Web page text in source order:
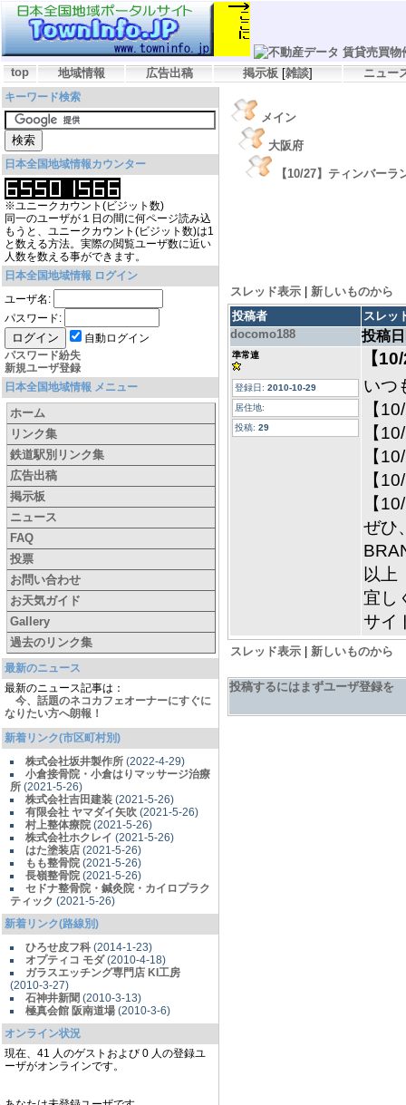
top 地域情報 広告出稿 掲示板 [雑談] ニュー
キーワード検索
日本全国地域情報カウンター
※ユニークカウント(ビジット数)
同一のユーザが１日の間に何ページ読み込
もうと、ユニークカウント(ビジット数)は1
と数える方法。実際の閲覧ユーザ数に近い
人数を数える事ができます。
日本全国地域情報 ログイン
ユーザ名:
パスワード:
自動ログイン
パスワード紛失
新規ユーザ登録
日本全国地域情報 メニュー
ホーム
リンク集
鉄道駅別リンク集
広告出稿
掲示板
ニュース
FAQ
投票
お問い合わせ
お天気ガイド
Gallery
過去のリンク集
最新のニュース
最新のニュース記事は：
今、話題のネコカフェオーナーにすぐに
なりたい方へ朗報！
新着リンク(市区町村別)
株式会社坂井製作所 (2022-4-29)
小倉接骨院・小倉はりマッサージ治療
所 (2021-5-26)
株式会社吉田建装 (2021-5-26)
有限会社 ヤマダイ矢吹 (2021-5-26)
村上整体療院 (2021-5-26)
株式会社ホクレイ (2021-5-26)
はた塗装店 (2021-5-26)
もも整骨院 (2021-5-26)
長嶺整骨院 (2021-5-26)
セドナ整骨院・鍼灸院・カイロプラク
ティック (2021-5-26)
新着リンク(路線別)
ひろせ皮フ科 (2014-1-23)
オプティコ モダ(2010-4-18)
ガラスエッチング専門店 KI工房
(2010-3-27)
石神井新聞 (2010-3-13)
極真会館 阪南道場 (2010-3-6)
オンライン状況
現在、41 人のゲストおよび 0 人の登録ユ
ーザがオンラインです。
メイン
大阪府
【10/27】ティンバーラ
スレッド表示
新しいものから
投稿者
スレッ
docomo188
投稿
準常連
登録日: 2010-10-29
居住地:
投稿: 29
【
いつ
【
【
【
【
【
ぜひ
以上
宜し
サイ
スレッド表示 新しいものから
投稿するにはまずユーザ登録を